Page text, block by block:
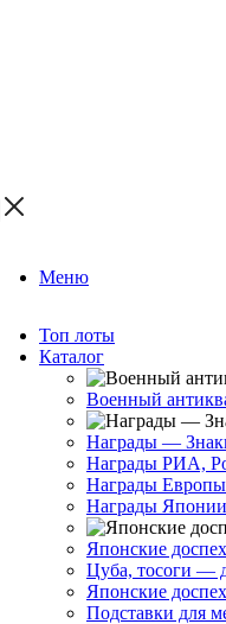
Меню
Топ лоты
Каталог
Военный
Награды —
Награды РИА,
Награды
Награды
Японские
Цуба, тосоги —
Японские
Подставки для